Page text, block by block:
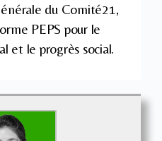
du Comité21,
PEPS pour le
et le progrès social.